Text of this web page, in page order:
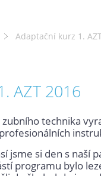
Adaptační kurz 1.
AZT 2016
technika
jsme si den s naší
programu bylo